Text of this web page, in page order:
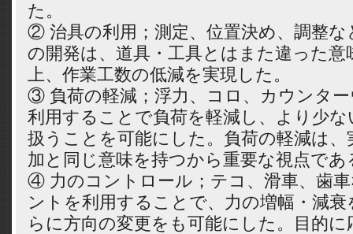
た。
② 治具の利用；測定、位置決め、調整な
の開発は、道具・工具とはまた違った意
上、作業工数の低減を実現した。
③ 負荷の軽減；浮力、コロ、カウンタ
利用することで負荷を軽減し、より少
扱うことを可能にした。負荷の軽減は、
加と同じ意味を持つから重要な視点であ
④ 力のコントロール；テコ、滑車、歯
ントを利用することで、力の増幅・減
らに方向の変更をも可能にした。目的